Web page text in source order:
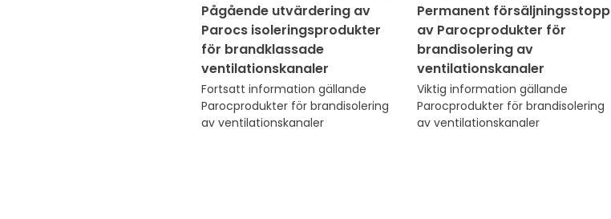
Pågående utvärdering av
Parocs isoleringsprodukter
för brandklassade
ventilationskanaler
Fortsatt information gällande
Parocprodukter för brandisolering
av ventilationskanaler
Permanent försäljningsstopp
av Parocprodukter för
brandisolering av
ventilationskanaler
Viktig information gällande
Parocprodukter för brandisolering
av ventilationskanaler